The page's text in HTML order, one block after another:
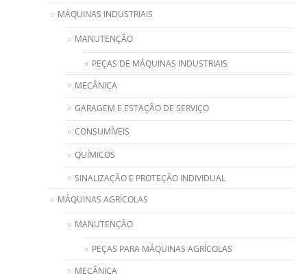
MÁQUINAS INDUSTRIAIS
MANUTENÇÃO
PEÇAS DE MÁQUINAS INDUSTRIAIS
MECÂNICA
GARAGEM E ESTAÇÃO DE SERVIÇO
CONSUMÍVEIS
QUÍMICOS
SINALIZAÇÃO E PROTEÇÃO INDIVIDUAL
MÁQUINAS AGRÍCOLAS
MANUTENÇÃO
PEÇAS PARA MÁQUINAS AGRÍCOLAS
MECÂNICA